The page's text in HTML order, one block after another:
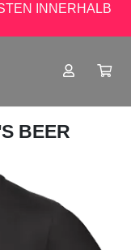
INNERHALB
BEER